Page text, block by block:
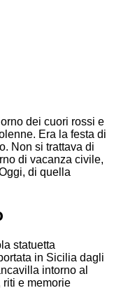
dei cuori rossi e
Era la festa di
Non si trattava di
di vacanza civile,
di quella
statuetta
in Sicilia dagli
intorno al
e memorie